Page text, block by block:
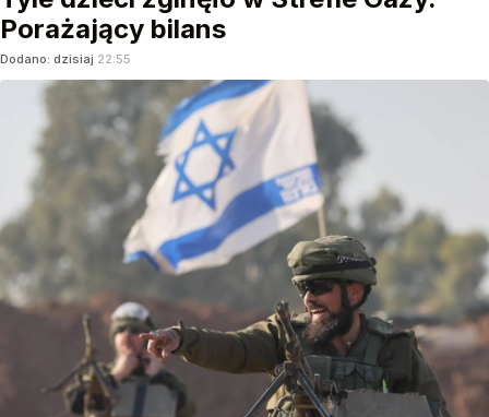
Porażający bilans
Dodano: dzisiaj 22:55